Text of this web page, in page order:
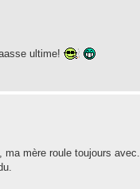
ultime!
mère roule toujours avec.